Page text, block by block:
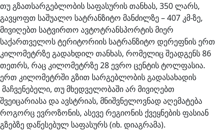
თუ გზათსარგებლობის საფასურის თანხას, 350 ლარს,
გავყოფთ საშუალო სატრანზიტო მანძილზე – 407 კმ-ზე,
მივიღებთ სატვირთო ავტოტრანსპორტის მიერ
საქართველოს ტერიტორიის სატრანზიტო დერეფნის ერთ
კილომეტრზე გადახდილ თანხას, რომელიც შეადგენს 86
თეთრს, რაც კილომეტრზე 28 ევრო ცენტის ტოლფასია.
ერთ კილომეტრში გზით სარგებლობის გადასახადის
მაჩვენებელი, თუ მხედველობაში არ მივიღებთ
შვეიცარიასა და ავსტრიას, მნიშვნელოვნად აღემატება
როგორც ევროზონის, ასევე რეგიონის ქვეყნების ფასიან
გზებზე დაწესებულ საფასურს (იხ. დიაგრამა).